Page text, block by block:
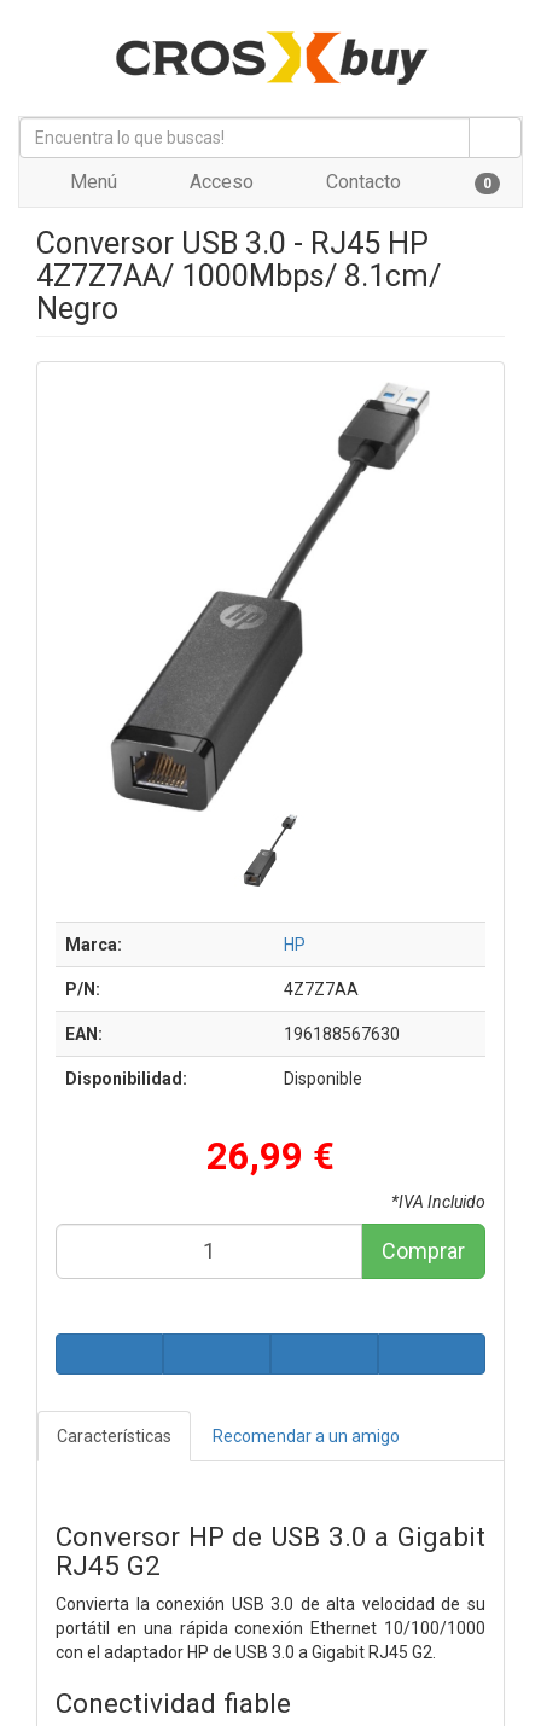
Menú Acceso Contacto 0
Conversor USB 3.0 - RJ45 HP
4Z7Z7AA/ 1000Mbps/ 8.1cm/
Negro
Marca: HP
P/N: 4Z7Z7AA
EAN: 196188567630
Disponibilidad: Disponible
26,99 €
*IVA Incluido
Comprar
Características Recomendar a un amigo
Conversor HP de USB 3.0 a Gigabit
RJ45 G2
Convierta la conexión USB 3.0 de alta velocidad de su
portátil en una rápida conexión Ethernet 10/100/1000
con el adaptador HP de USB 3.0 a Gigabit RJ45 G2.
Conectividad fiable